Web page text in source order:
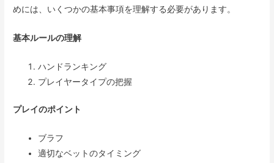
めには、いくつかの基本事項を理解する必要があります。
基本ルールの理解
ハンドランキング
プレイヤータイプの把握
プレイのポイント
ブラフ
適切なベットのタイミング